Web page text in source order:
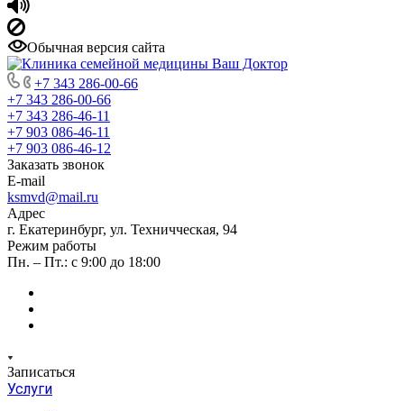
Обычная версия сайта
+7 343 286-00-66
+7 343 286-00-66
+7 343 286-46-11
+7 903 086-46-11
+7 903 086-46-12
Заказать звонок
E-mail
ksmvd@mail.ru
Адрес
г. Екатеринбург, ул. Техничческая, 94
Режим работы
Пн. – Пт.: с 9:00 до 18:00
Записаться
Услуги